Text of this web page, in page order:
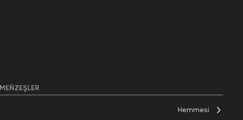
MEŇZEŞLER
Hemmesi